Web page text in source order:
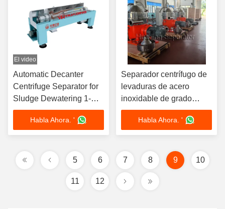
El video
Automatic Decanter
Centrifuge Separator for
Sludge Dewatering 1-
100 m³/h
Habla Ahora. '
Separador centrífugo de
levaduras de acero
inoxidable de grado
alimenticio 300-20000 l/h
Habla Ahora. '
5 6 7 8 9 10
11 12